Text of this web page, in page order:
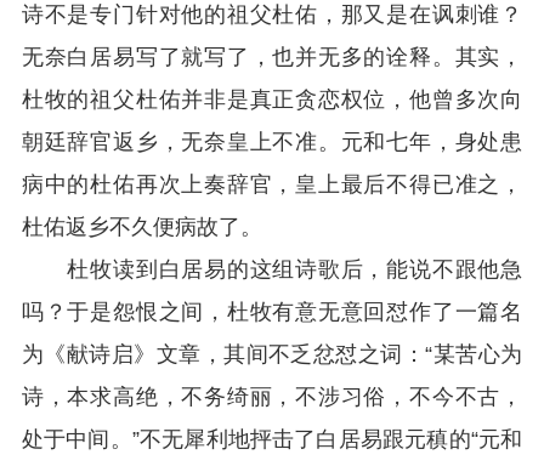
诗不是专门针对他的祖父杜佑，那又是在讽刺谁？
无奈白居易写了就写了，也并无多的诠释。其实，
杜牧的祖父杜佑并非是真正贪恋权位，他曾多次向
朝廷辞官返乡，无奈皇上不准。元和七年，身处患
病中的杜佑再次上奏辞官，皇上最后不得已准之，
杜佑返乡不久便病故了。
杜牧读到白居易的这组诗歌后，能说不跟他急
吗？于是怨恨之间，杜牧有意无意回怼作了一篇名
为《献诗启》文章，其间不乏忿怼之词：“某苦心为
诗，本求高绝，不务绮丽，不涉习俗，不今不古，
处于中间。”不无犀利地抨击了白居易跟元稹的“元和